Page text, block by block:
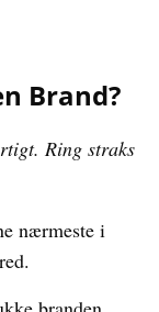
Brand?
Ring straks
nærmeste i